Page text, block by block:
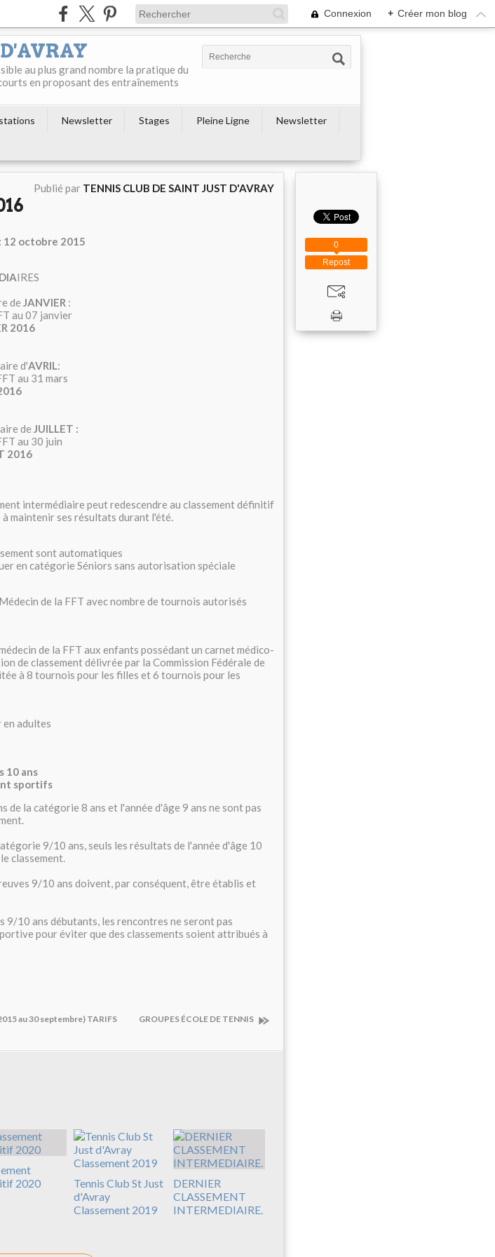
Connexion + Créer mon blog
au plus grand nombre la pratique du
en proposant des entraînements
Newsletter Stages Pleine Ligne
Newsletter
Publié par TENNIS CLUB DE SAINT JUST D'AVRAY
12 octobre 2015
IRES
de JANVIER :
au 07 janvier
2016
d'AVRIL:
au 31 mars
de JUILLET :
au 30 juin
2016
intermédiaire peut redescendre au classement définitif
maintenir ses résultats durant l'été.
sont automatiques
en catégorie Séniors sans autorisation spéciale
de la FFT avec nombre de tournois autorisés
de la FFT aux enfants possédant un carnet médico-
de classement délivrée par la Commission Fédérale de
à 8 tournois pour les filles et 6 tournois pour les
en adultes
10 ans
sportifs
de la catégorie 8 ans et l'année d'âge 9 ans ne sont pas
9/10 ans, seuls les résultats de l'année d'âge 10
classement.
9/10 ans doivent, par conséquent, être établis et
9/10 ans débutants, les rencontres ne seront pas
pour éviter que des classements soient attribués à
au 30 septembre) TARIFS GROUPES ÉCOLE DE TENNIS
2020
Tennis Club St Just
d'Avray
Classement 2019
DERNIER
CLASSEMENT
INTERMEDIAIRE.
Repost
0